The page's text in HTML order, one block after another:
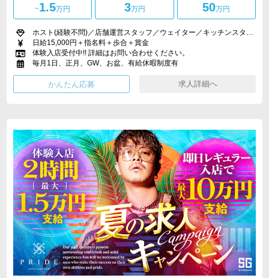
~1.5万円 3万円 50万円
ホスト(経験不問)／店舗運営スタッフ／ウェイター／キッチンスタッフ
日給15,000円＋指名料＋歩合＋賞金
体験入店受付中!! 詳細はお問い合わせください。
毎月1日、正月、GW、お盆、有給休暇制度有
求人詳細へ